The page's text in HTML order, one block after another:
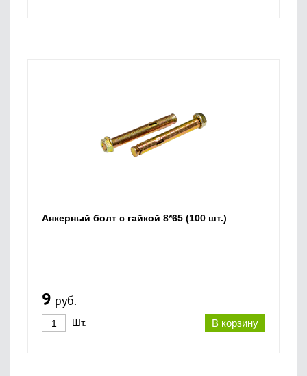
Анкерный болт с гайкой 8*65 (100 шт.)
9 руб.
В корзину
Шт.